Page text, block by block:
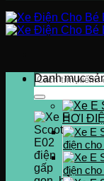
Tìm
kiếm:
Danh mục
HƠI
điện
điện